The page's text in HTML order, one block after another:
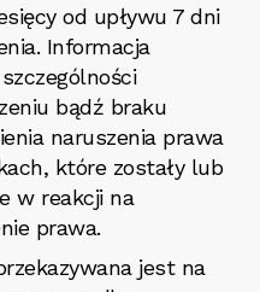
od upływu 7 dni
Informacja
bądź braku
naruszenia prawa
które zostały lub
w reakcji na
prawa.
jest na